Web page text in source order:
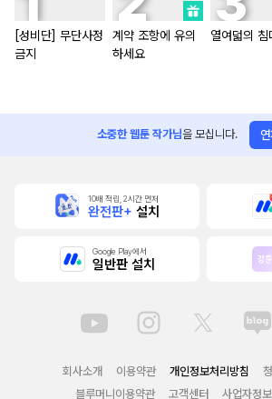
[성비단] 무단사정
금지
계약 조항에 유의
하세요
열여덟의 침
소중한 웹툰 작가님을 모십니다.
10배 적립, 2시간 먼저
완전판+ 설치
Google Play에서
일반판 설치
회사소개 이용약관 개인정보처리방침
블루머니이용약관
고객센터 사업자정보